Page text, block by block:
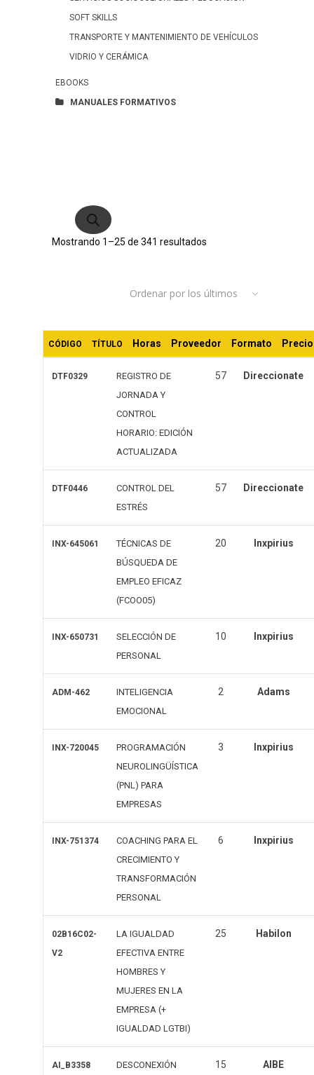
SOFT SKILLS
TRANSPORTE Y MANTENIMIENTO DE VEHÍCULOS
VIDRIO Y CERÁMICA
EBOOKS
MANUALES FORMATIVOS
productos
Mostrando 1–25 de 341 resultados
últimos
Ordenar por los últimos
CÓDIGO TÍTULO Horas Proveedor Formato Precio
DTF0329
REGISTRO DE
JORNADA Y
CONTROL
HORARIO: EDICIÓN
ACTUALIZADA
57 Direccionate
DTF0446
CONTROL DEL
ESTRÉS
57 Direccionate
INX-645061
TÉCNICAS DE
BÚSQUEDA DE
EMPLEO EFICAZ
(FCOO05)
20 Inxpirius
INX-650731
SELECCIÓN DE
PERSONAL
10 Inxpirius
ADM-462
INTELIGENCIA
EMOCIONAL
2 Adams
INX-720045
PROGRAMACIÓN
NEUROLINGÜÍSTICA
(PNL) PARA
EMPRESAS
3 Inxpirius
INX-751374
COACHING PARA EL
CRECIMIENTO Y
TRANSFORMACIÓN
PERSONAL
6 Inxpirius
02B16C02-
V2
LA IGUALDAD
EFECTIVA ENTRE
HOMBRES Y
MUJERES EN LA
EMPRESA (+
IGUALDAD LGTBI)
25 Habilon
AI_B3358
DESCONEXIÓN
15 AIBE